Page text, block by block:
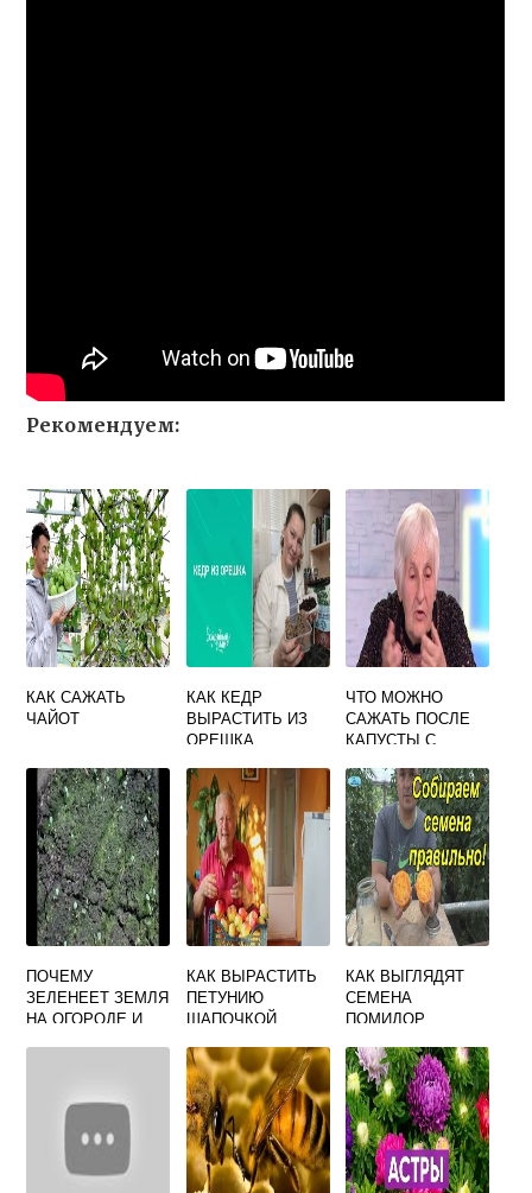
Рекомендуем:
КАК САЖАТЬ
ЧАЙОТ
КАК КЕДР
ВЫРАСТИТЬ ИЗ
ОРЕШКА
ЧТО МОЖНО
САЖАТЬ ПОСЛЕ
КАПУСТЫ С
ПОЧЕМУ
ЗЕЛЕНЕЕТ ЗЕМЛЯ
НА ОГОРОДЕ И
КАК ВЫРАСТИТЬ
ПЕТУНИЮ
ШАПОЧКОЙ
КАК ВЫГЛЯДЯТ
СЕМЕНА
ПОМИДОР